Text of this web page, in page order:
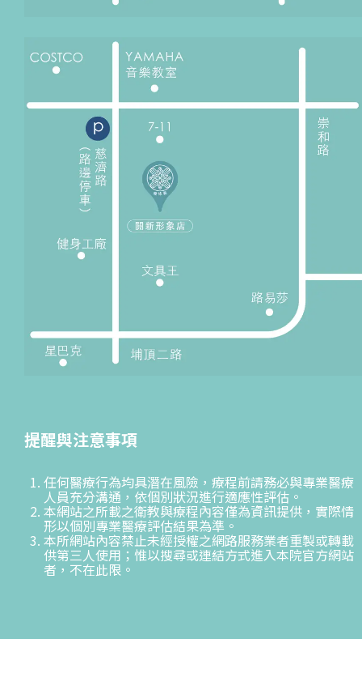
提醒與注意事項
任何醫療行為均具潛在風險，療程前請務必與專業醫療
人員充分溝通，依個別狀況進行適應性評估。
本網站之所載之衛教與療程內容僅為資訊提供，實際情
形以個別專業醫療評估結果為準。
本所網站內容禁止未經授權之網路服務業者重製或轉載
供第三人使用；惟以搜尋或連結方式進入本院官方網站
者，不在此限。